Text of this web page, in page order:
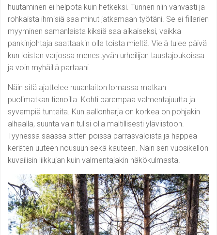
huutaminen ei helpota kuin hetkeksi. Tunnen niin vahvasti ja
rohkaista ihmisiä saa minut jatkamaan työtäni. Se ei fillarien
myyminen samanlaista kiksiä saa aikaiseksi, vaikka
pankinjohtaja saattaakin olla toista mieltä. Vielä tulee päivä
kun loistan varjossa menestyvän urheilijan taustajoukoissa
ja voin myhäillä partaani.
Näin sitä ajattelee ruuanlaiton lomassa matkan
puolimatkan tienoilla. Kohti parempaa valmentajuutta ja
syvempiä tunteita. Kun aallonharja on korkea on pohjakin
alhaalla, suunta vain tulisi olla maltillisesti yläviistoon.
Tyynessä säässä sitten poissa parrasvaloista ja happea
keräten uuteen nousuun sekä kauteen. Näin sen vuosikellon
kuvailisin liikkujan kuin valmentajakin näkökulmasta.